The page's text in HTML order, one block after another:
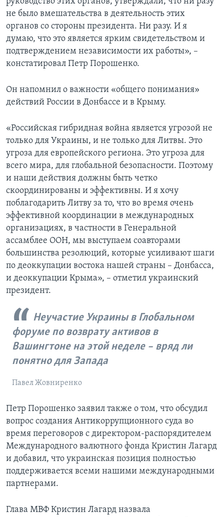
не было вмешательства в деятельность этих
органов со стороны президента. Ни разу. И я
думаю, что это является ярким свидетельством и
подтверждением независимости их работы», –
констатировал Петр Порошенко.
Он напомнил о важности «общего понимания»
действий России в Донбассе и в Крыму.
«Российская гибридная война является угрозой не
только для Украины, и не только для Литвы. Это
угроза для европейского региона. Это угроза для
всего мира, для глобальной безопасности. Поэтому
и наши действия должны быть четко
скоординированы и эффективны. И я хочу
поблагодарить Литву за то, что во время очень
эффективной координации в международных
организациях, в частности в Генеральной
ассамблее ООН, мы выступаем соавторами
большинства резолюций, которые усиливают шаги
по деоккупации востока нашей страны – Донбасса,
и деоккупации Крыма», – отметил украинский
президент.
Неучастие Украины в Глобальном
форуме по возврату активов в
Вашингтоне на этой неделе – вряд ли
понятно для Запада
Павел Жовниренко
Петр Порошенко заявил также о том, что обсудил
вопрос создания Антикоррупционного суда во
время переговоров с директором-распорядителем
Международного валютного фонда Кристин Лагард
и добавил, что украинская позиция полностью
поддерживается всеми нашими международными
партнерами.
Глава МВФ Кристин Лагард назвала